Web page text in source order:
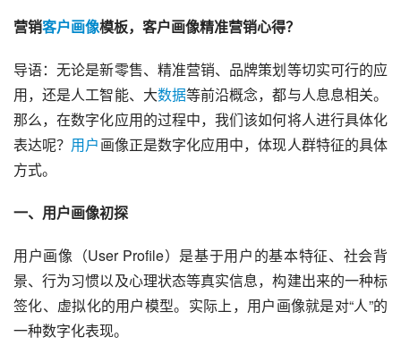
营销客户画像模板，客户画像精准营销心得？
导语：无论是新零售、精准营销、品牌策划等切实可行的应
用，还是人工智能、大数据等前沿概念，都与人息息相关。
那么，在数字化应用的过程中，我们该如何将人进行具体化
表达呢？ 用户画像正是数字化应用中，体现人群特征的具体
方式。
一、用户画像初探
用户画像（User Profile）是基于用户的基本特征、社会背
景、行为习惯以及心理状态等真实信息，构建出来的一种标
签化、虚拟化的用户模型。实际上，用户画像就是对“人”的
一种数字化表现。